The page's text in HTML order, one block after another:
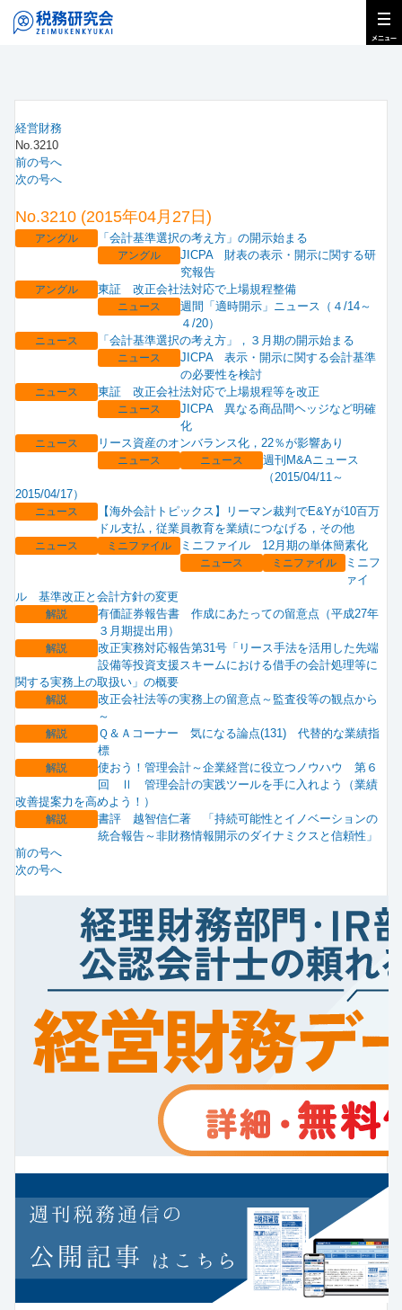
経営財務
No.3210
前の号へ
次の号へ
No.3210 (2015年04月27日)
アングル 「会計基準選択の考え方」の開示始まる
アングル
JICPA 財表の表示・開示に関する研
究報告
アングル 東証 改正会社法対応で上場規程整備
ニュース
週間「適時開示」ニュース（４/14～
４/20）
ニュース 「会計基準選択の考え方」，３月期の開示始まる
ニュース
JICPA 表示・開示に関する会計基準
の必要性を検討
ニュース 東証 改正会社法対応で上場規程等を改正
ニュース
JICPA 異なる商品間ヘッジなど明確
化
ニュース リース資産のオンバランス化，22％が影響あり
ニュース ニュース
週刊M&Aニュース
（2015/04/11～
2015/04/17）
ニュース
【海外会計トピックス】リーマン裁判でE&Yが10百万
ドル支払，従業員教育を業績につなげる，その他
ニュース ミニファイル ミニファイル 12月期の単体簡素化
ニュース ミニファイル
ミニフ
ァイ
ル 基準改正と会計方針の変更
解説
有価証券報告書 作成にあたっての留意点（平成27年
３月期提出用）
解説
改正実務対応報告第31号「リース手法を活用した先端
設備等投資支援スキームにおける借手の会計処理等に
関する実務上の取扱い」の概要
解説
改正会社法等の実務上の留意点～監査役等の観点から
～
解説
Ｑ＆Ａコーナー 気になる論点(131) 代替的な業績指
標
解説
使おう！管理会計～企業経営に役立つノウハウ 第６
回 Ⅱ 管理会計の実践ツールを手に入れよう（業績
改善提案力を高めよう！）
解説
書評 越智信仁著 「持続可能性とイノベーションの
統合報告～非財務情報開示のダイナミクスと信頼性」
前の号へ
次の号へ